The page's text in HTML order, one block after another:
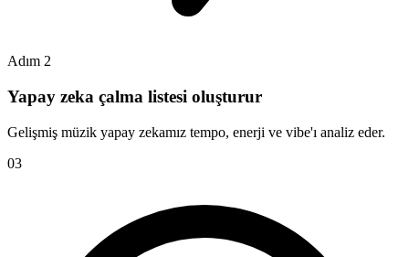
Adım 2
Yapay zeka çalma listesi oluşturur
Gelişmiş müzik yapay zekamız tempo, enerji ve vibe'ı analiz eder.
03